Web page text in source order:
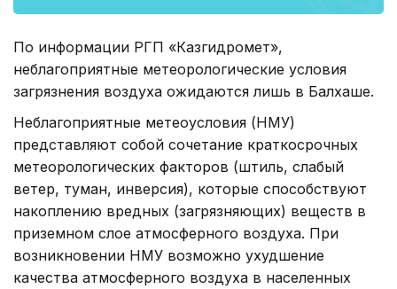
По информации РГП «Казгидромет»,
неблагоприятные метеорологические условия
загрязнения воздуха ожидаются лишь в Балхаше.
Неблагоприятные метеоусловия (НМУ)
представляют собой сочетание краткосрочных
метеорологических факторов (штиль, слабый
ветер, туман, инверсия), которые способствуют
накоплению вредных (загрязняющих) веществ в
приземном слое атмосферного воздуха. При
возникновении НМУ возможно ухудшение
качества атмосферного воздуха в населенных